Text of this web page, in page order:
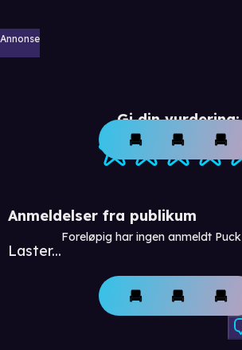
Annonse
Gi din vurdering:
Anmeldelser fra publikum
Laster...
Foreløpig har ingen anmeldt Puck